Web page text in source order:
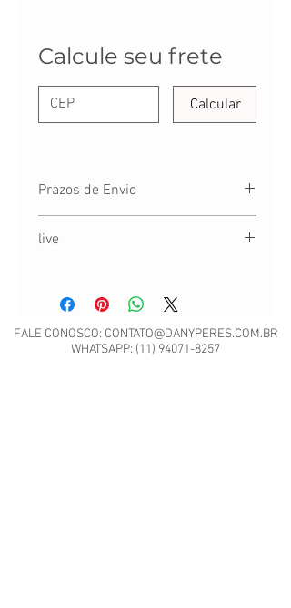
Calcule seu frete
Calcular
Prazos de Envio
live
FALE CONOSCO: CONTATO@DANYPERES.COM.BR
WHATSAPP: (11) 94071-8257